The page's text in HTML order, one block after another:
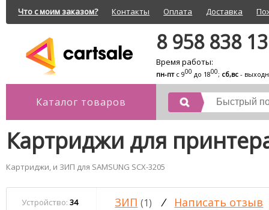
Что с моим заказом? Контакты Оплата Доставка
8 958 838
Время работы:
пн-птс 900 до 1800; сб,вс -
Каталог товаров
Картриджи для
Картриджи, и ЗИП для SAMSUNG SCX-3205
Устройство: 34 ЗИП (1) / Написать отзыв